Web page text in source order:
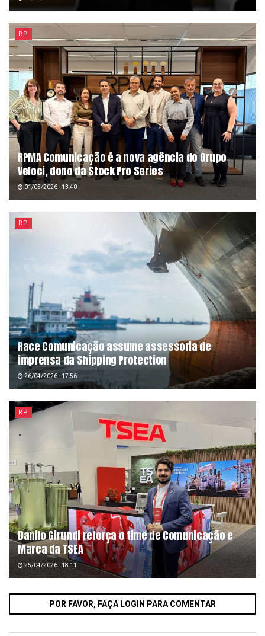
RP
RPMA Comunicação é a nova agência do Grupo
Veloci, dono da Stock Pro Series
01/05/2026 - 13:40
RP
Race Comunicação assume assessoria de
imprensa da Shipping Protection
26/04/2026 - 17:56
RP
Danilo Girundi reforça o time de Comunicação e
Marca da TSEA
25/04/2026 - 18:11
POR FAVOR, FAÇA LOGIN PARA COMENTAR